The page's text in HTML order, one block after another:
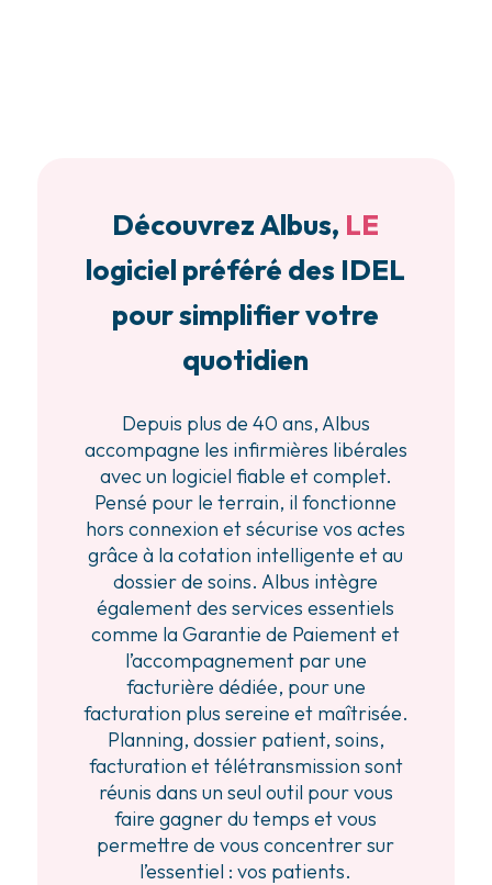
Découvrez Albus, LE
logiciel préféré des IDEL
pour simplifier votre
quotidien
Depuis plus de 40 ans, Albus
accompagne les infirmières libérales
avec un logiciel fiable et complet.
Pensé pour le terrain, il fonctionne
hors connexion et sécurise vos actes
grâce à la cotation intelligente et au
dossier de soins. Albus intègre
également des services essentiels
comme la Garantie de Paiement et
l’accompagnement par une
facturière dédiée, pour une
facturation plus sereine et maîtrisée.
Planning, dossier patient, soins,
facturation et télétransmission sont
réunis dans un seul outil pour vous
faire gagner du temps et vous
permettre de vous concentrer sur
l’essentiel : vos patients.